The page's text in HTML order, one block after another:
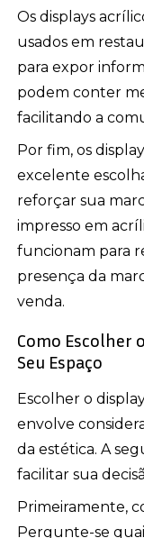
Os displays
usados em
para expor
podem conter
facilitando a
Por fim, os
excelente
reforçar sua
impresso em
funcionam para
presença da
venda.
Como Escolher
Seu Espaço
Escolher o
envolve
da estética. A
facilitar sua
Primeiramente,
Pergunte-se